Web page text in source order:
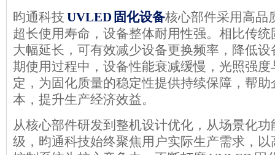
昀通科技 UVLED 固化设备核心部件采用高品
超长使用寿命 ， 设备整体耐用性强。相比传
大幅延长，可有效减少设备更换频率，降低
期使用过程中，设备性能衰减缓慢，光照强
定，为固化质量的稳定性提供持续保障，帮
本，提升生产经济效益。
从核心部件研发到整机设计优化，从场景化
级，昀通科技始终聚焦用户实际生产需求，